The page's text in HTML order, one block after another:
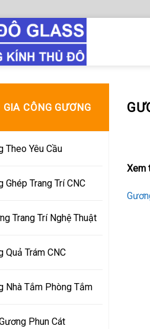
Xem
GIA CÔNG GƯƠNG
Theo Yêu Cầu
Ghép Trang Trí CNC
Trang Trí Nghệ Thuật
Quả Trám CNC
Nhà Tắm Phòng Tắm
Phun Cát